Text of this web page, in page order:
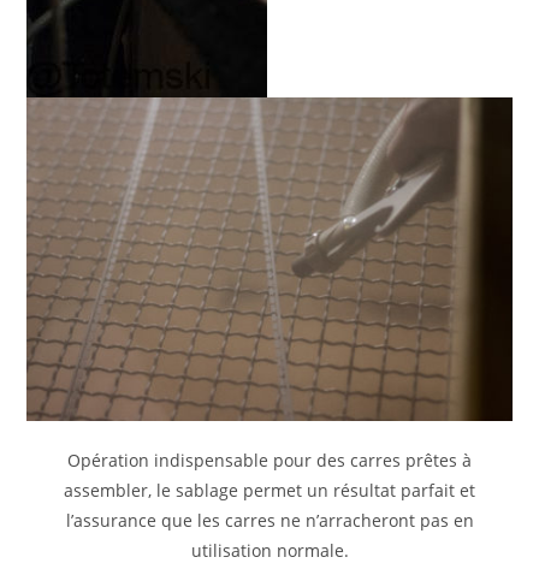
Opération indispensable pour des carres prêtes à
assembler, le sablage permet un résultat parfait et
l’assurance que les carres ne n’arracheront pas en
utilisation normale.